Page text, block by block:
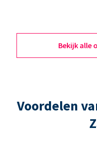
Bekijk alle
Voordelen